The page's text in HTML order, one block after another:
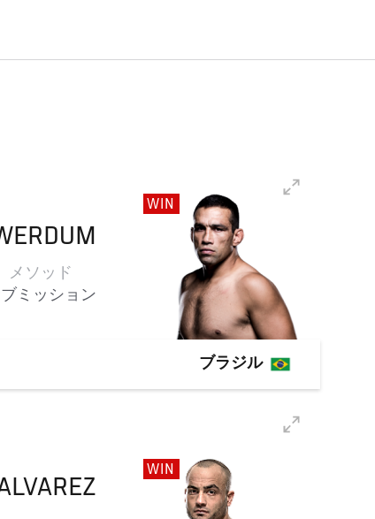
メソッド
ミッション
WIN
ブラジル
WIN